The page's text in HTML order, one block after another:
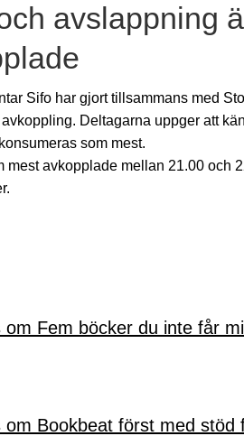
avslappning
Sifo har gjort tillsammans med
Deltagarna uppger att
som mest.
mest avkopplade mellan 21.00 och
om Fem böcker du inte får
om Bookbeat först med stöd